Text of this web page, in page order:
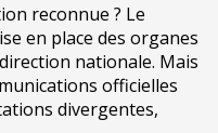
reconnue ? Le
en place des organes
nationale. Mais
officielles
divergentes,